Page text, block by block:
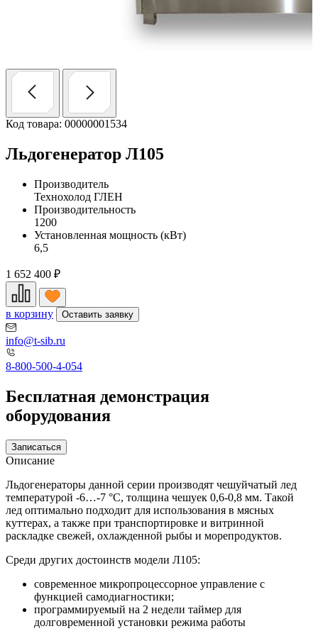
Код товара: 00000001534
Льдогенератор Л105
Производитель
Технохолод ГЛЕН
Производительность
1200
Установленная мощность (кВт)
6,5
1 652 400 ₽
в корзину Оставить заявку
info@t-sib.ru
8-800-500-4-054
Бесплатная демонстрация
оборудования
Записаться
Описание
Льдогенераторы данной серии производят чешуйчатый лед
температурой -6…-7 °С, толщина чешуек 0,6-0,8 мм. Такой
лед оптимально подходит для использования в мясных
куттерах, а также при транспортировке и витринной
раскладке свежей, охлажденной рыбы и морепродуктов.
Среди других достоинств модели Л105:
современное микропроцессорное управление с
функцией самодиагностики;
программируемый на 2 недели таймер для
долговременной установки режима работы